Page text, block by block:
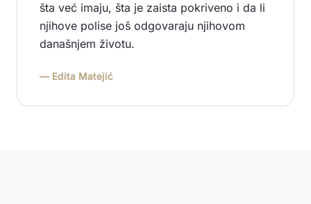
šta već imaju, šta je zaista pokriveno i da li
njihove polise još odgovaraju njihovom
današnjem životu.
— Edita Matejić